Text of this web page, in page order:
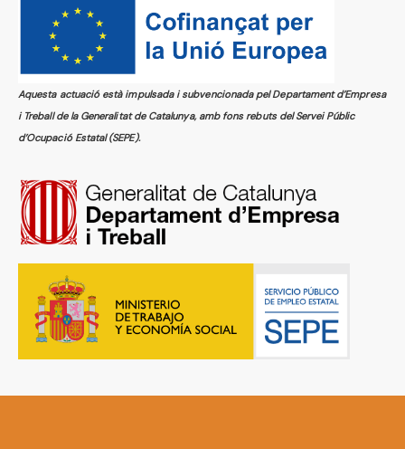
Aquesta actuació està impulsada i subvencionada pel Departament d’Empresa
i Treball de la Generalitat de Catalunya, amb fons rebuts del Servei Públic
d’Ocupació Estatal (SEPE).